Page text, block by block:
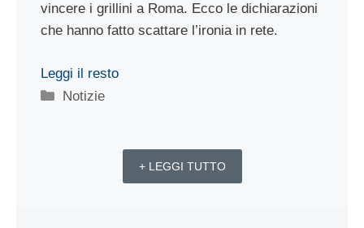
vincere i grillini a Roma. Ecco le dichiarazioni
che hanno fatto scattare l’ironia in rete.
Leggi il resto
Categorie
Notizie
+ LEGGI TUTTO